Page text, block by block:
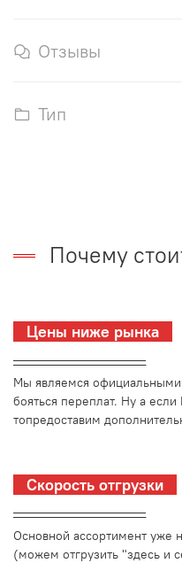
Отзывы
Тип
Почему
Цены ниже рынка
_________________________
Мы являемся
бояться переплат. Ну а
топредоставим
Скорость отгрузки
_________________________
Основной ассортимент уже
(можем отгрузить "здесь и